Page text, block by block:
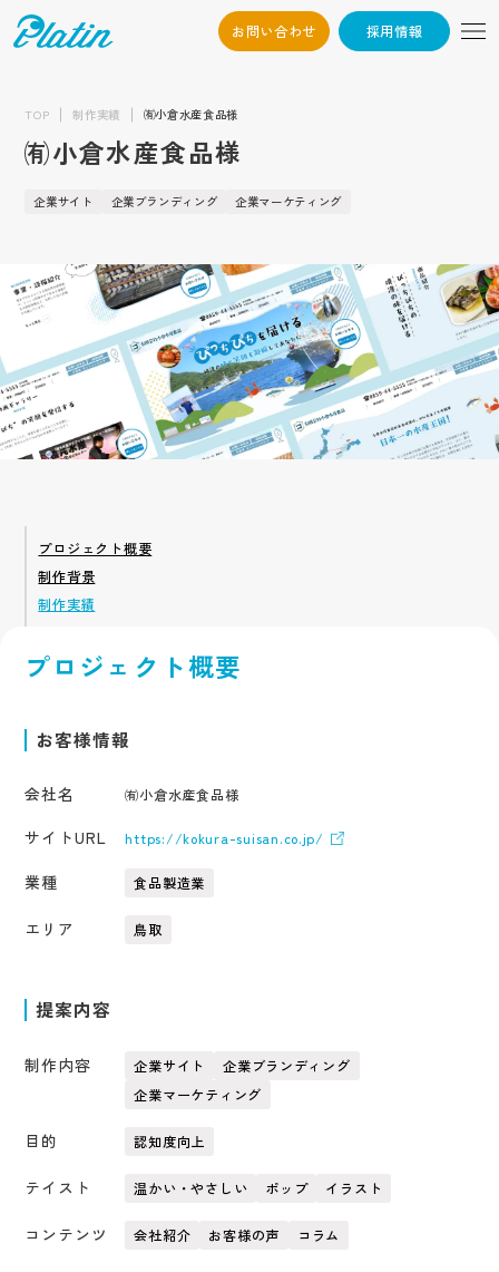
お問い合わせ 採用情報
9794
Tokyo：03-6868-3851
お問い合わせ
トップ
企業情報
会社概要
代表挨拶
お知らせ
サービス
採用ツール制作
サービスサイト制作
よくある質問
TOP 制作実績 ㈲小倉水産食品様
㈲小倉水産食品様
企業サイト 企業ブランディング 企業マーケティング
プロジェクト概要
お客様情報
会社名 ㈲小倉水産食品様
サイトURL https://kokura-suisan.co.jp/
業種 食品製造業
エリア 鳥取
提案内容
制作内容 企業サイト
企業ブランディング
企業マーケティング
目的 認知度向上
テイスト 温かい・やさしい ポップ イラスト
コンテンツ 会社紹介 お客様の声 コラム
プロジェクト概要
制作背景
制作実績